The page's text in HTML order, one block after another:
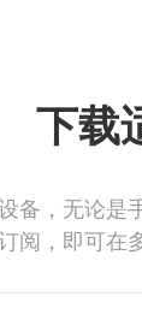
下载
备，无论是
阅，即可在